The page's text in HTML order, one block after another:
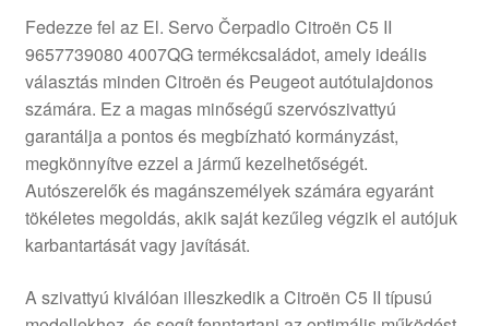
Kifizetések
Panasz
Panaszkezelési szabályzat
Pénztár
Rólunk
Fedezze fel az El. Servo Čerpadlo Citroën C5 II
9657739080 4007QG termékcsaládot, amely ideális
választás minden Citroën és Peugeot autótulajdonos
számára. Ez a magas minőségű szervószivattyú
garantálja a pontos és megbízható kormányzást,
megkönnyítve ezzel a jármű kezelhetőségét.
Autószerelők és magánszemélyek számára egyaránt
tökéletes megoldás, akik saját kezűleg végzik el autójuk
karbantartását vagy javítását.
A szivattyú kiválóan illeszkedik a Citroën C5 II típusú